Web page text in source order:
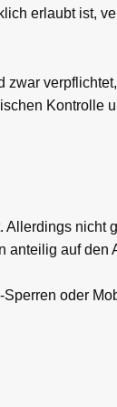
erlaubt ist,
zwar
Kontrolle
nicht
anteilig auf den
oder